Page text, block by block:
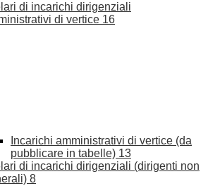
di incarichi dirigenziali
di vertice 16
Incarichi amministrativi di vertice (da
pubblicare in tabelle) 13
di incarichi dirigenziali (dirigenti non
8